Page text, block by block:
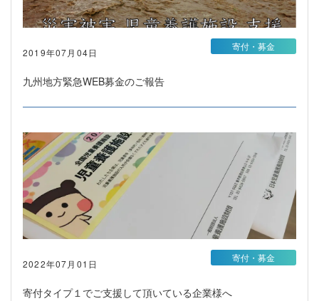
2019年07月04日
九州地方緊急WEB募金のご報告
寄付・募金
2022年07月01日
寄付タイプ１でご支援して頂いている企業様へ
寄付・募金